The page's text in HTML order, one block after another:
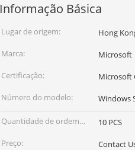
Informação Básica
Lugar de origem:
Hong
Marca:
Microsoft
Certificação:
Microsoft
Número do modelo:
Windows
Quantidade de ordem
mínima:
10 PCS
Preço:
Contact